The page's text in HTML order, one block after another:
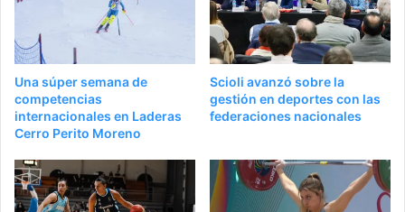
Una súper semana de
competencias
internacionales en Laderas
Cerro Perito Moreno
Scioli avanzó sobre la
gestión en deportes con las
federaciones nacionales